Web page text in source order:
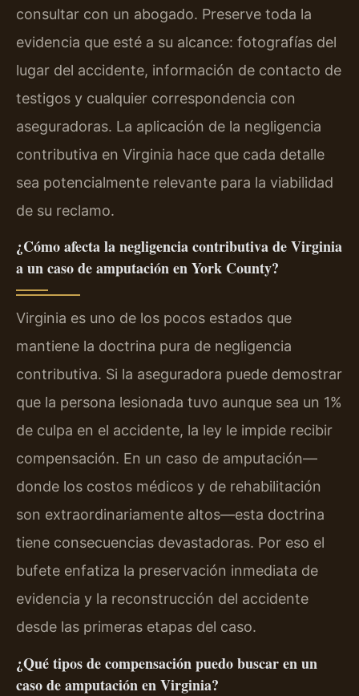
consultar con un abogado. Preserve toda la
evidencia que esté a su alcance: fotografías del
lugar del accidente, información de contacto de
testigos y cualquier correspondencia con
aseguradoras. La aplicación de la negligencia
contributiva en Virginia hace que cada detalle
sea potencialmente relevante para la viabilidad
de su reclamo.
¿Cómo afecta la negligencia contributiva de Virginia
a un caso de amputación en York County?
Virginia es uno de los pocos estados que
mantiene la doctrina pura de negligencia
contributiva. Si la aseguradora puede demostrar
que la persona lesionada tuvo aunque sea un 1%
de culpa en el accidente, la ley le impide recibir
compensación. En un caso de amputación—
donde los costos médicos y de rehabilitación
son extraordinariamente altos—esta doctrina
tiene consecuencias devastadoras. Por eso el
bufete enfatiza la preservación inmediata de
evidencia y la reconstrucción del accidente
desde las primeras etapas del caso.
¿Qué tipos de compensación puedo buscar en un
caso de amputación en Virginia?